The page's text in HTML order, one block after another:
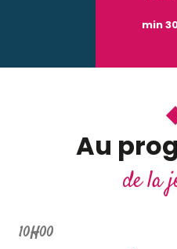
min
Au
de la
10H00